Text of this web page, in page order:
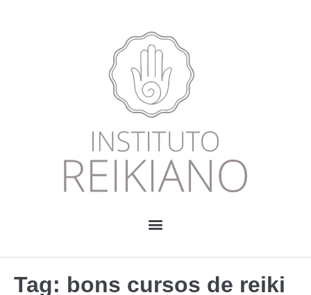
Tag: bons cursos de reiki